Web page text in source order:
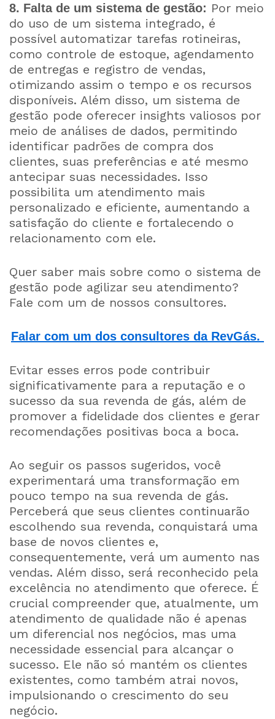
8. Falta de um sistema de gestão: Por meio
do uso de um sistema integrado, é
possível automatizar tarefas rotineiras,
como controle de estoque, agendamento
de entregas e registro de vendas,
otimizando assim o tempo e os recursos
disponíveis. Além disso, um sistema de
gestão pode oferecer insights valiosos por
meio de análises de dados, permitindo
identificar padrões de compra dos
clientes, suas preferências e até mesmo
antecipar suas necessidades. Isso
possibilita um atendimento mais
personalizado e eficiente, aumentando a
satisfação do cliente e fortalecendo o
relacionamento com ele.
Quer saber mais sobre como o sistema de
gestão pode agilizar seu atendimento?
Fale com um de nossos consultores.
Falar com um dos consultores da RevGás.
Evitar esses erros pode contribuir
significativamente para a reputação e o
sucesso da sua revenda de gás, além de
promover a fidelidade dos clientes e gerar
recomendações positivas boca a boca.
Ao seguir os passos sugeridos, você
experimentará uma transformação em
pouco tempo na sua revenda de gás.
Perceberá que seus clientes continuarão
escolhendo sua revenda, conquistará uma
base de novos clientes e,
consequentemente, verá um aumento nas
vendas. Além disso, será reconhecido pela
excelência no atendimento que oferece. É
crucial compreender que, atualmente, um
atendimento de qualidade não é apenas
um diferencial nos negócios, mas uma
necessidade essencial para alcançar o
sucesso. Ele não só mantém os clientes
existentes, como também atrai novos,
impulsionando o crescimento do seu
negócio.